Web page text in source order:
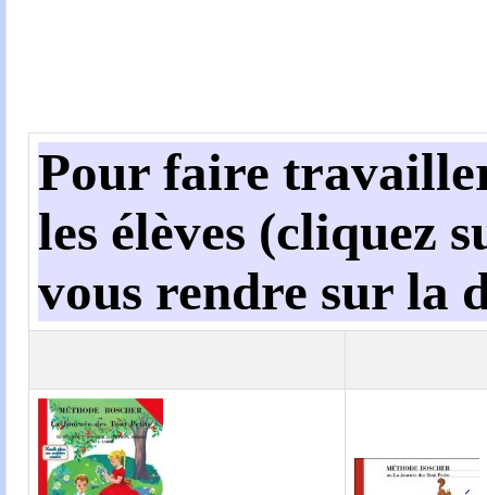
Pour faire
les élèves (cliquez
vous rendre sur la